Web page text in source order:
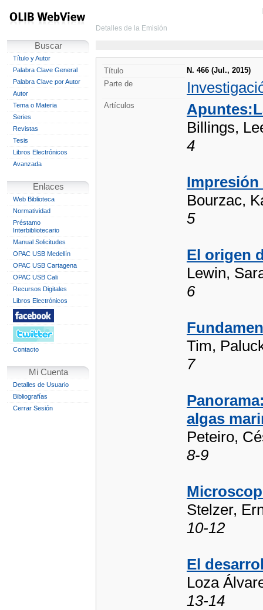
Buscar
Título y Autor
Palabra Clave General
Palabra Clave por Autor
Autor
Tema o Materia
Series
Revistas
Tesis
Libros Electrónicos
Avanzada
Enlaces
Web Biblioteca
Normatividad
Préstamo
Interbibliotecario
Manual Solicitudes
OPAC USB Medellín
OPAC USB Cartagena
OPAC USB Cali
Recursos Digitales
Libros Electrónicos
Contacto
Mi Cuenta
Detalles de Usuario
Bibliografías
Cerrar Sesión
Detalles de la Emisión
Título
N. 466 (Jul., 2015)
Parte de
Artículos
Billings,
4
Impresión
Bourzac,
5
El origen
Lewin,
6
Tim,
7
algas
Peteiro,
8-9
Stelzer,
10-12
El
Loza
13-14